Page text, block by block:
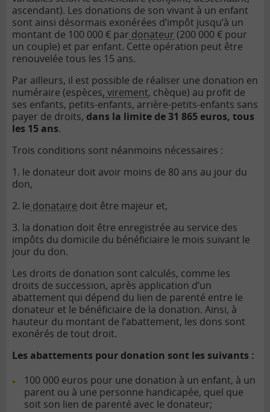
ascendant). Les donations de son vivant à un enfant
sont ainsi désormais exonérées d’impôt jusqu’à un
montant de 100 000 € par donateur (200 000 € pour
un couple) et par enfant. Cette opération peut être
renouvelée tous les 15 ans.
Par ailleurs, il est possible de réaliser une donation en
numéraire (espèces, virement, chèque) au profit de
ses enfants, petits-enfants, arrière-petits-enfants sans
payer de droits, dans la limite de 31 865 euros, tous
les 15 ans.
Trois conditions sont néanmoins nécessaires :
1. le donateur doit avoir moins de 80 ans au jour du
don,
2. le donataire doit être majeur et,
3. la donation doit être enregistrée au service des
impôts du domicile du bénéficiaire le mois suivant le
jour du don.
Les droits de donation sont calculés, comme les
droits de succession, après application d’un
abattement qui dépend du lien de parenté entre le
donateur et le bénéficiaire de la donation. Ainsi, à
hauteur du montant de l’abattement, les dons sont
exonérés de tout droit.
Les abattements pour donation sont les suivants :
100 000 euros pour une donation à un enfant, à un
parent ou à une personne handicapée, quel que
soit son lien de parenté avec le donateur;